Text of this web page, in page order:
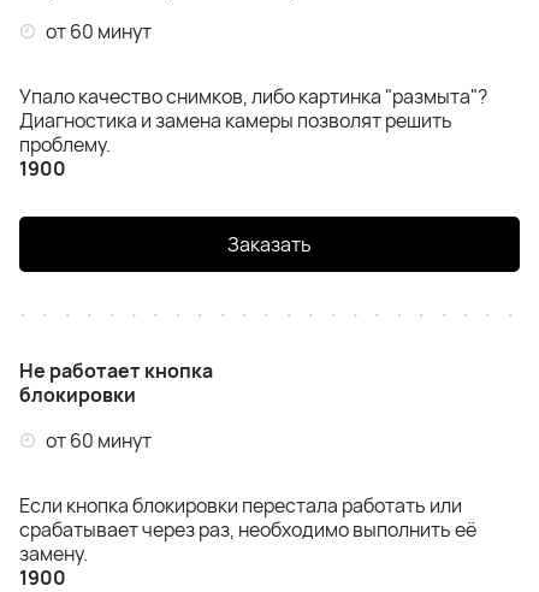
от 60 минут
Упало качество снимков, либо картинка "размыта"?
Диагностика и замена камеры позволят решить
проблему.
1900
Заказать
Не работает кнопка
блокировки
от 60 минут
Если кнопка блокировки перестала работать или
срабатывает через раз, необходимо выполнить её
замену.
1900